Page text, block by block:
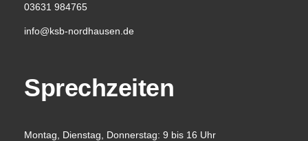
03631 984765
info@ksb-nordhausen.de
Sprechzeiten
Montag, Dienstag, Donnerstag: 9 bis 16 Uhr